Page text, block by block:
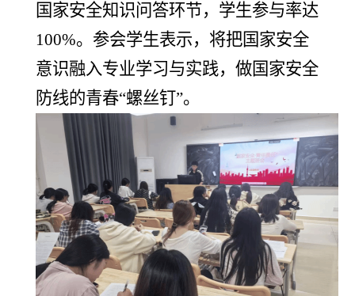
国家安全知识问答环节，学生参与率达
100%。参会学生表示，将把国家安全
意识融入专业学习与实践，做国家安全
防线的青春“螺丝钉”。